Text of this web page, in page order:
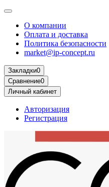
О компании
Оплата и доставка
Политика безопасности
market@ip-concept.ru
Закладки0
Сравнение0
Личный кабинет
Авторизация
Регистрация